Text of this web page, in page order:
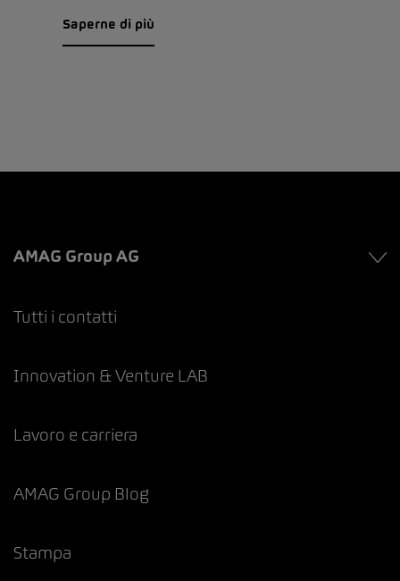
Saperne di più
AMAG Group AG
Tutti i contatti
Innovation & Venture LAB
Lavoro e carriera
AMAG Group Blog
Stampa